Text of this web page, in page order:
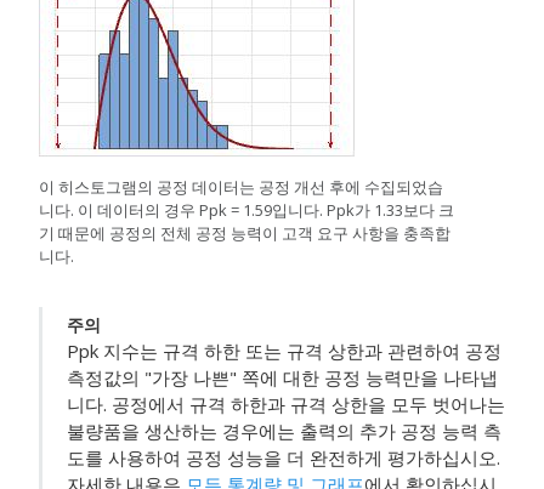
이 히스토그램의 공정 데이터는 공정 개선 후에 수집되었습
니다. 이 데이터의 경우 Ppk = 1.59입니다. Ppk가 1.33보다 크
기 때문에 공정의 전체 공정 능력이 고객 요구 사항을 충족합
니다.
주의
Ppk 지수는 규격 하한 또는 규격 상한과 관련하여 공정
측정값의 "가장 나쁜" 쪽에 대한 공정 능력만을 나타냅
니다. 공정에서 규격 하한과 규격 상한을 모두 벗어나는
불량품을 생산하는 경우에는 출력의 추가 공정 능력 측
도를 사용하여 공정 성능을 더 완전하게 평가하십시오.